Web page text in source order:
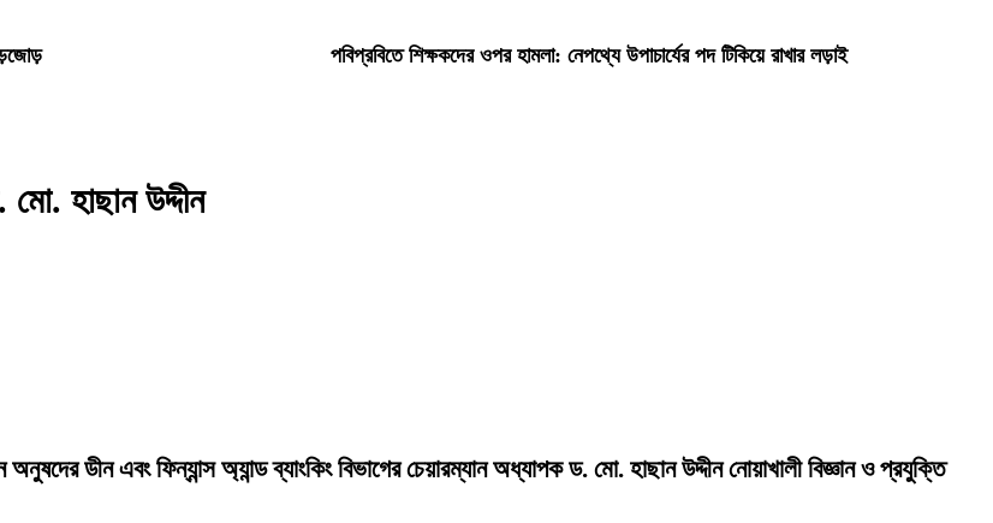
পবিপ্রবিতে শিক্ষকদের ওপর হামলা: নেপথ্যে উপাচার্যের পদ টিকিয়ে রাখার লড়াই
হাছান উদ্দীন
ডীন এবং ফিন্যান্স অ্যান্ড ব্যাংকিং বিভাগের চেয়ারম্যান অধ্যাপক ড. মো. হাছান উদ্দীন নোয়াখালী বিজ্ঞান ও প্রযুক্তি